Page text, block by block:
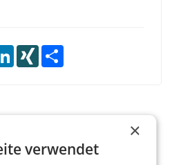
LinkedInXING
×
verwendet